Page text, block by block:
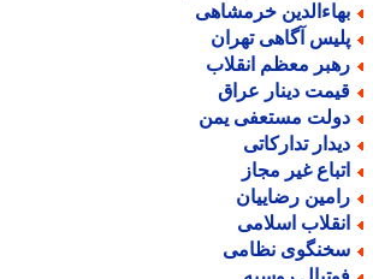
خرمشاهی
آگاهی تهران
معظم انقلاب
دینار عراق
مستعفی یمن
تدارکاتی
غیر مجاز
رضاییان
اسلامی
نظامی